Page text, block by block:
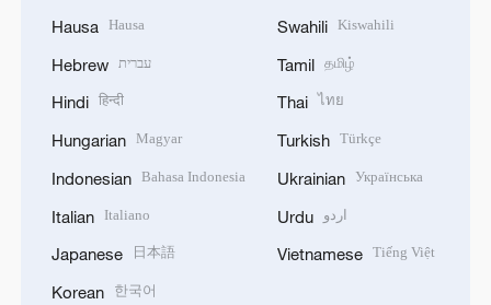
Hausa Hausa
Hebrew עברית
Hindi हिन्दी
Hungarian Magyar
Indonesian Bahasa Indonesia
Italian Italiano
Japanese 日本語
Korean 한국어
Swahili Kiswahili
Tamil தமிழ்
Thai ไทย
Turkish Türkçe
Ukrainian Українська
Urdu اردو
Vietnamese Tiếng Việt